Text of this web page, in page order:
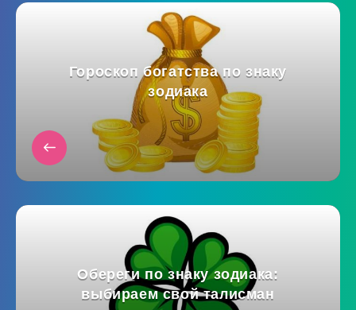
Гороскоп богатства по знаку
зодиака
Обереги по знаку зодиака:
выбираем свой талисман